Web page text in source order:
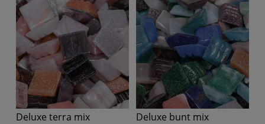
Deluxe terra mix Deluxe bunt mix